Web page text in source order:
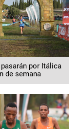
por Itálica
de semana